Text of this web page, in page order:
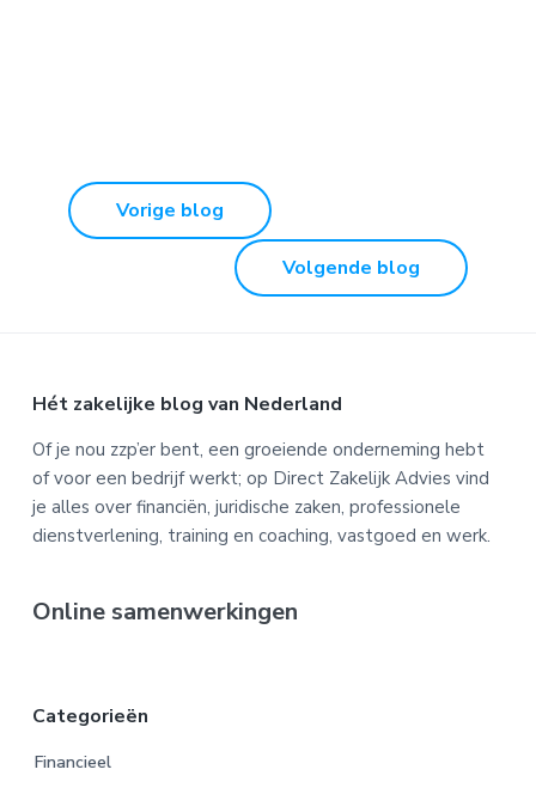
Vorige blog
Volgende blog
Footer
Hét zakelijke blog van Nederland
Of je nou zzp’er bent, een groeiende onderneming hebt
of voor een bedrijf werkt; op Direct Zakelijk Advies vind
je alles over financiën, juridische zaken, professionele
dienstverlening, training en coaching, vastgoed en werk.
Online samenwerkingen
Categorieën
Financieel